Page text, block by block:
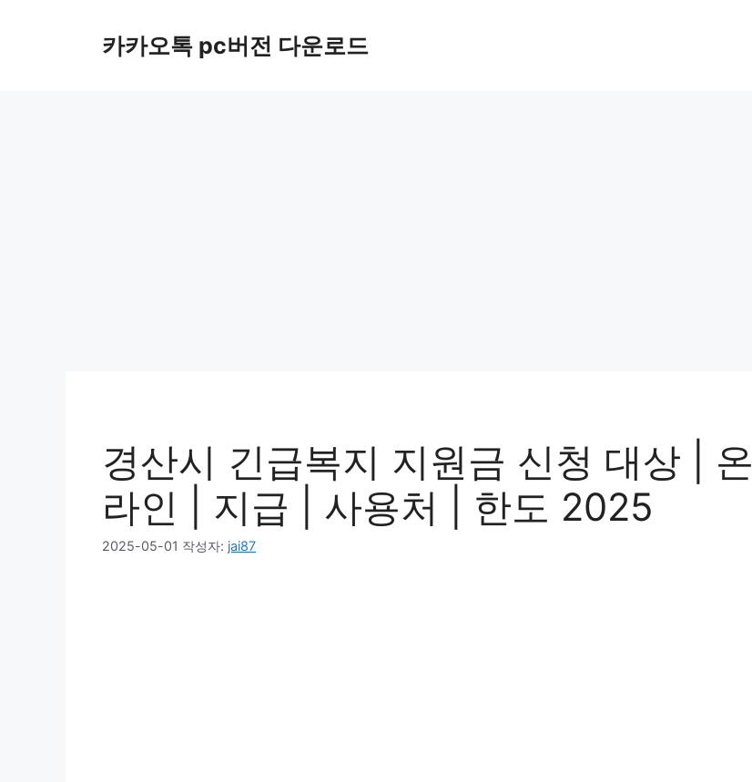
카카오톡 pc버전 다운로드
경산시 긴급복지 지원금 신청 대상 | 온
라인 | 지급 | 사용처 | 한도 2025
2025-05-01 작성자: jai87